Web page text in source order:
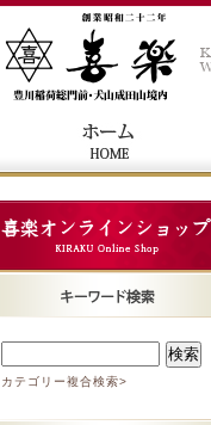
カテゴリー複合検索>